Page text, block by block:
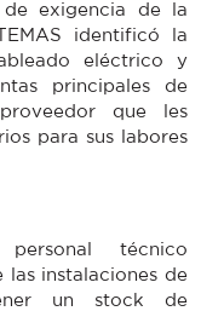
exigencia de la
identificó la
eléctrico y
principales de
que les
para sus labores
técnico
instalaciones de
un stock de